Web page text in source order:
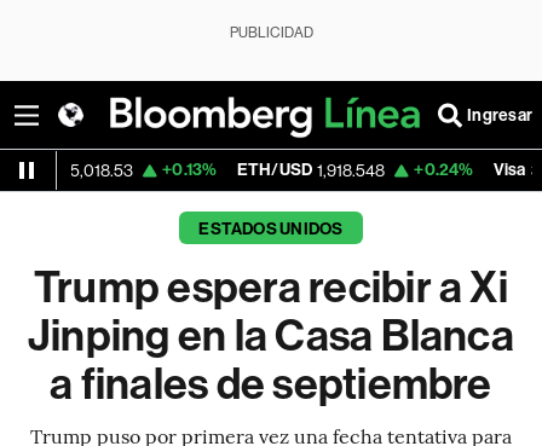
PUBLICIDAD
Ingresar
+0.13% ETH/USD 1,918.548 +0.24% Visa 362.50 -
ESTADOS UNIDOS
Trump espera recibir a Xi
Jinping en la Casa Blanca
a finales de septiembre
Trump puso por primera vez una fecha tentativa para